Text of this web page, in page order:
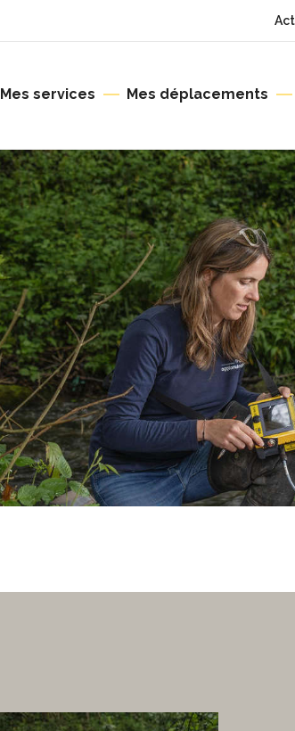
Mes services Mes déplacements